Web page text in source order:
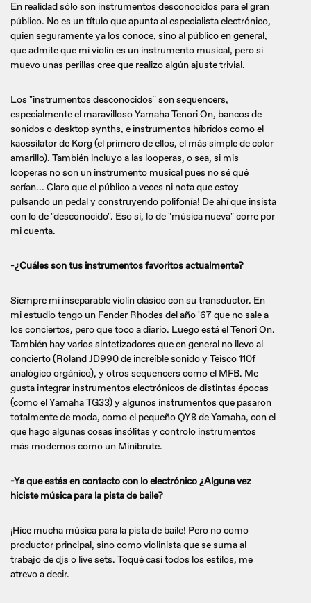
En realidad sólo son instrumentos desconocidos para el gran
público. No es un título que apunta al especialista electrónico,
quien seguramente ya los conoce, sino al público en general,
que admite que mi violín es un instrumento musical, pero si
muevo unas perillas cree que realizo algún ajuste trivial.
Los "instrumentos desconocidos¨ son sequencers,
especialmente el maravilloso Yamaha Tenori On, bancos de
sonidos o desktop synths, e instrumentos híbridos como el
kaossilator de Korg (el primero de ellos, el más simple de color
amarillo). También incluyo a las looperas, o sea, si mis
looperas no son un instrumento musical pues no sé qué
serían... Claro que el público a veces ni nota que estoy
pulsando un pedal y construyendo polifonía! De ahí que insista
con lo de "desconocido". Eso sí, lo de "música nueva" corre por
mi cuenta.
-¿Cuáles son tus instrumentos favoritos actualmente?
Siempre mi inseparable violín clásico con su transductor. En
mi estudio tengo un Fender Rhodes del año '67 que no sale a
los conciertos, pero que toco a diario. Luego está el Tenori On.
También hay varios sintetizadores que en general no llevo al
concierto (Roland JD990 de increíble sonido y Teisco 110f
analógico orgánico), y otros sequencers como el MFB. Me
gusta integrar instrumentos electrónicos de distintas épocas
(como el Yamaha TG33) y algunos instrumentos que pasaron
totalmente de moda, como el pequeño QY8 de Yamaha, con el
que hago algunas cosas insólitas y controlo instrumentos
más modernos como un Minibrute.
-Ya que estás en contacto con lo electrónico ¿Alguna vez
hiciste música para la pista de baile?
¡Hice mucha música para la pista de baile! Pero no como
productor principal, sino como violinista que se suma al
trabajo de djs o live sets. Toqué casi todos los estilos, me
atrevo a decir.